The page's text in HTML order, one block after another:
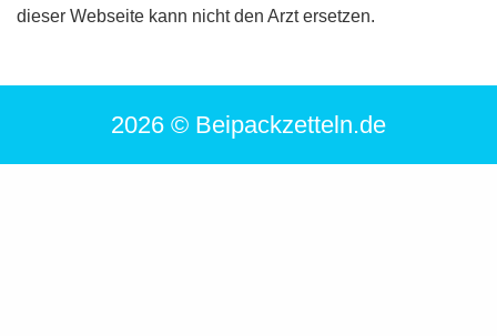
dieser Webseite kann nicht den Arzt ersetzen.
2026 © Beipackzetteln.de